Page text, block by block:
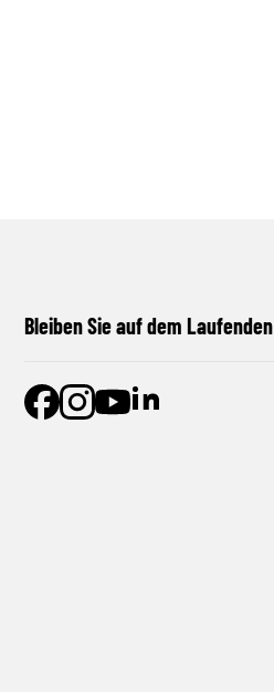
Bleiben Sie auf dem Laufenden